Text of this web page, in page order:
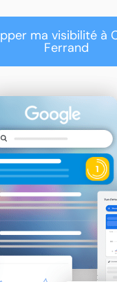
ma visibilité à
Ferrand